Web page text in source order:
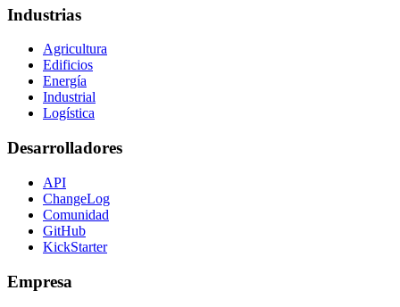
Industrias
Agricultura
Edificios
Energía
Industrial
Logística
Desarrolladores
API
ChangeLog
Comunidad
GitHub
KickStarter
Empresa